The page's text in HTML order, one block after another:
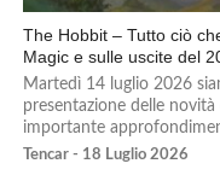
The Hobbit – Tutto ciò
Magic e sulle uscite del
Martedì 14 luglio 2026
presentazione delle
importante
Tencar - 18 Luglio 2026